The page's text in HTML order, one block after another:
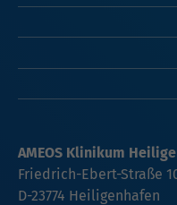
AMEOS Klinikum
Friedrich-Ebert-Straße
D-23774 Heiligenhafen